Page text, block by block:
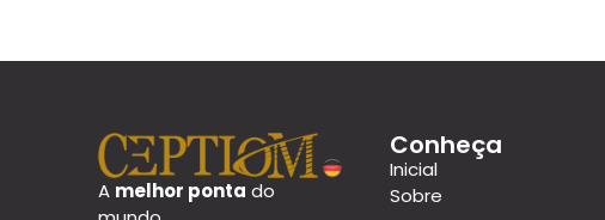
A melhor ponta do
Conheça
Inicial
Sobre